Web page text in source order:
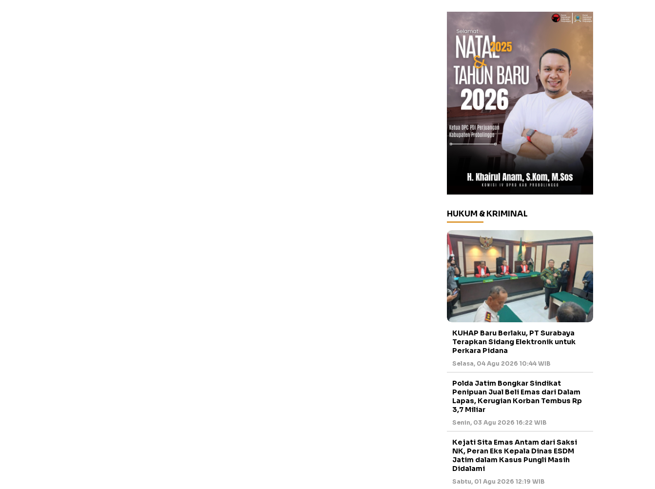
HUKUM & KRIMINAL
KUHAP Baru Berlaku, PT Surabaya
Terapkan Sidang Elektronik untuk
Perkara Pidana
Selasa, 04 Agu 2026 10:44 WIB
Polda Jatim Bongkar Sindikat
Penipuan Jual Beli Emas dari Dalam
Lapas, Kerugian Korban Tembus Rp
3,7 Miliar
Senin, 03 Agu 2026 16:22 WIB
Kejati Sita Emas Antam dari Saksi
NK, Peran Eks Kepala Dinas ESDM
Jatim dalam Kasus Pungli Masih
Didalami
Sabtu, 01 Agu 2026 12:19 WIB